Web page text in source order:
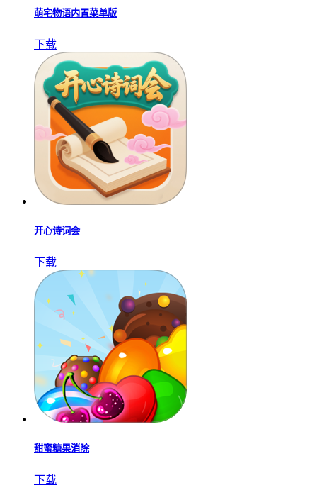
萌宅物语内置菜单版
下载
开心诗词会
下载
甜蜜糖果消除
下载